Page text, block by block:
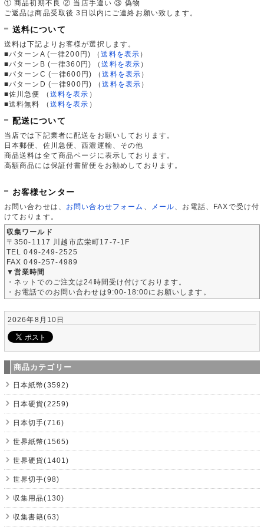
① 商品初期不良 ② 当店手違い ③ 偽物
ご返品は商品受取後 3日以内にご連絡お願い致します。
送料について
送料は下記よりお客様が選択します。
■パターンA (一律200円)
（送料を表示 ）
■パターンB (一律360円)
（送料を表示 ）
■パターンC (一律600円)
（送料を表示 ）
■パターンD (一律900円)
（送料を表示 ）
■佐川急便
（ 送料を表示 ）
■送料無料
（ 送料を表示 ）
配送について
当店では下記業者に配送をお願いしております。
日本郵便、佐川急便、西濃運輸、その他
商品送料は全て商品ページに表示しております。
高額商品には保証付書留便をお勧めしております。
お客様センター
お問い合わせは、 お問い合わせフォーム メール 、お電話、FAXで受け付
けております。
収集ワールド
〒350-1117 川越市広栄町17-7-1F
TEL 049-249-2525
FAX 049-257-4989
▼営業時間
・ネットでのご注文は24時間受け付けております。
・お電話でのお問い合わせは9:00-18:00にお願いします。
2026年8月10日
商品カテゴリー
日本紙幣(3592)
日本硬貨(2259)
日本切手(716)
世界紙幣(1565)
世界硬貨(1401)
世界切手(98)
収集用品(130)
収集書籍(63)